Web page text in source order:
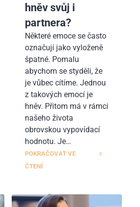
hněv svůj i
partnera?
Některé emoce se často
označují jako vyloženě
špatné. Pomalu
abychom se styděli, že
je vůbec cítíme. Jednou
z takových emocí je
hněv. Přitom má v rámci
našeho života
obrovskou vypovídací
hodnotu. Je…
POKRAČOVAT VE
ČTENÍ